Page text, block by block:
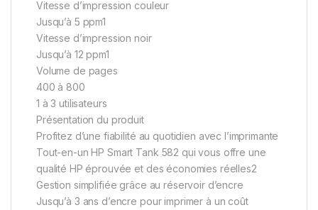
Vitesse d’impression couleur
Jusqu’à 5 ppm1
Vitesse d’impression noir
Jusqu’à 12 ppm1
Volume de pages
400 à 800
1 à 3 utilisateurs
Présentation du produit
Profitez d’une fiabilité au quotidien avec l’imprimante
Tout-en-un HP Smart Tank 582 qui vous offre une
qualité HP éprouvée et des économies réelles2
Gestion simplifiée grâce au réservoir d’encre
Jusqu’à 3 ans d’encre pour imprimer à un coût